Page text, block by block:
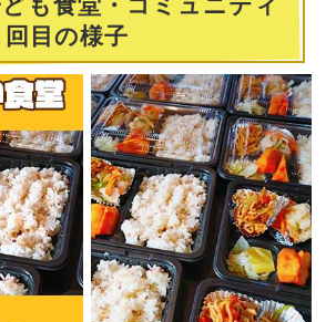
も食堂・コミュニティ
目の様子